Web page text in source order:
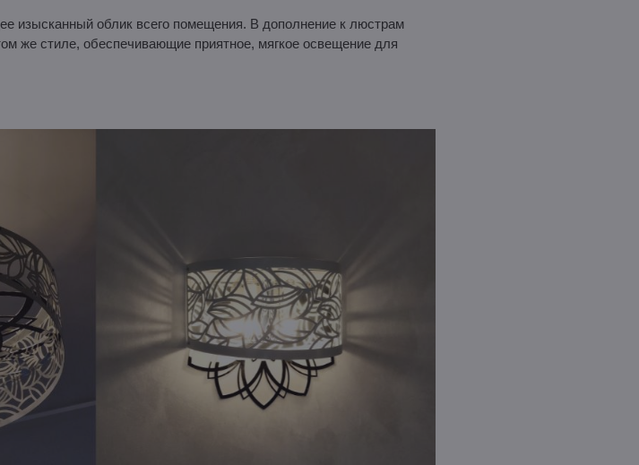
изысканный облик всего помещения. В дополнение к люстрам
же стиле, обеспечивающие приятное, мягкое освещение для